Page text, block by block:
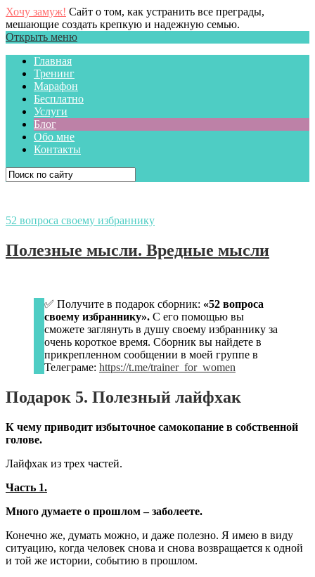
Хочу замуж! Сайт о том, как устранить все преграды,
мешающие создать крепкую и надежную семью.
Открыть меню
Главная
Тренинг
Марафон
Бесплатно
Услуги
Блог
Обо мне
Контакты
52 вопроса своему избраннику
Полезные мысли. Вредные мысли
✅ Получите в подарок сборник: «52 вопроса
своему избраннику». С его помощью вы
сможете заглянуть в душу своему избраннику за
очень короткое время. Сборник вы найдете в
прикрепленном сообщении в моей группе в
Телеграме: https://t.me/trainer_for_women
Подарок 5. Полезный лайфхак
К чему приводит избыточное самокопание в собственной
голове.
Лайфхак из трех частей.
Часть 1.
Много думаете о прошлом – заболеете.
Конечно же, думать можно, и даже полезно. Я имею в виду
ситуацию, когда человек снова и снова возвращается к одной
и той же истории, событию в прошлом.